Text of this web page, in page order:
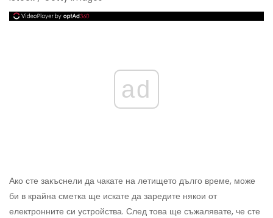
ad
Ако сте закъснели да чакате на летището дълго време, може
би в крайна сметка ще искате да заредите някои от
електронните си устройства. След това ще съжалявате, че сте